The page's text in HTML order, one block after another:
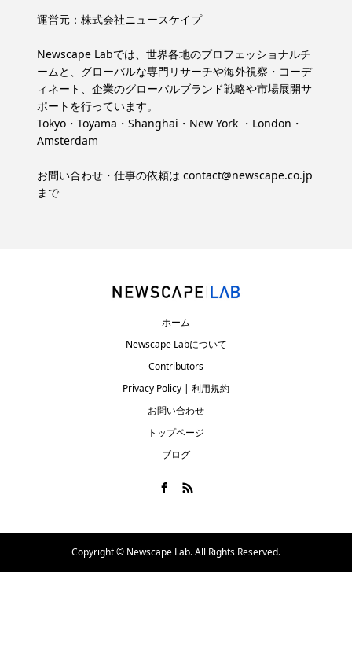
運営元： 株式会社ニュースケイプ
Newscape Labでは、世界各地のプロフェッショナルチ
ームと、グローバルな専門リサーチや海外視察・コーデ
ィネート、企業のグローバルブランド戦略や市場展開サ
ポートを行っています。
Tokyo・Toyama・Shanghai・New York ・London・
Amsterdam
お問い合わせ・仕事の依頼は contact@newscape.co.jp
まで
ホーム
Newscape Labについて
Contributors
Privacy Policy | 利用規約
お問い合わせ
トップページ
ブログ
Copyright © Newscape Lab. All Rights Reserved.